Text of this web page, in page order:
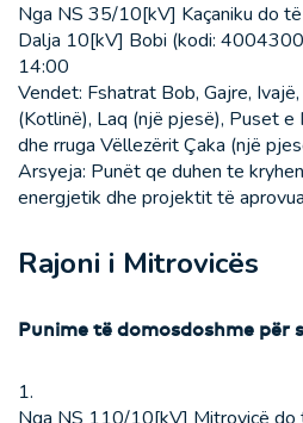
Nga NS 35/10[kV] Kaçaniku do
Dalja 10[kV] Bobi (kodi:
14:00
Vendet: Fshatrat Bob, Gajre,
(Kotlinë), Laq (një pjesë), Puset
dhe rruga Vëllezërit Çaka (një
Arsyeja: Punët qe duhen te
energjetik dhe projektit të
Rajoni i Mitrovicës
Punime të domosdoshme për
1.